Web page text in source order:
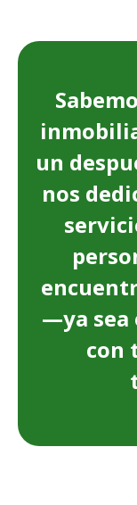
un
nos
—ya
con